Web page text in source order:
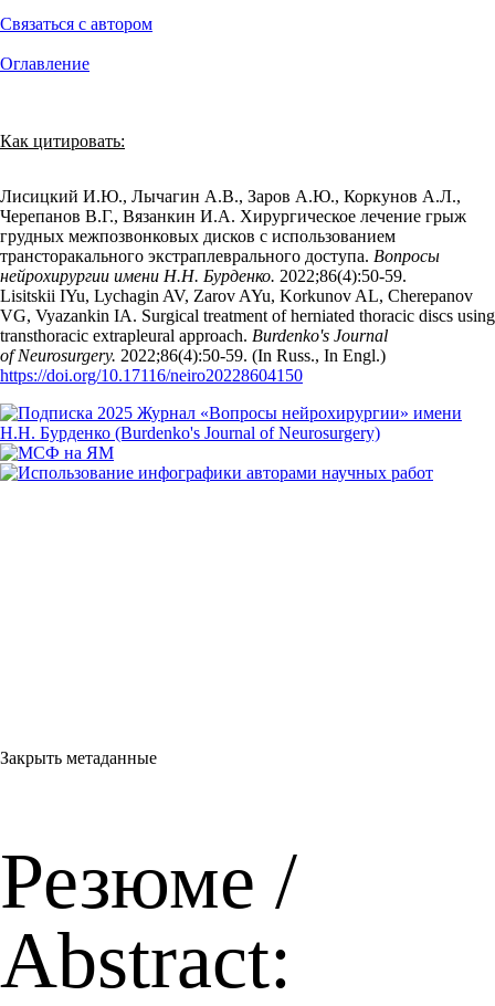
Связаться с автором
Оглавление
Как цитировать:
Лисицкий И.Ю., Лычагин А.В., Заров А.Ю., Коркунов А.Л.,
Черепанов В.Г., Вязанкин И.А. Хирургическое лечение грыж
грудных межпозвонковых дисков с использованием
трансторакального экстраплеврального доступа. Вопросы
нейрохирургии имени Н.Н. Бурденко. 2022;86(4):50‑59.
Lisitskii IYu, Lychagin AV, Zarov AYu, Korkunov AL, Cherepanov
VG, Vyazankin IA. Surgical treatment of herniated thoracic discs using
transthoracic extrapleural approach. Burdenko's Journal
of Neurosurgery. 2022;86(4):50‑59. (In Russ., In Engl.)
https://doi.org/10.17116/neiro20228604150
Закрыть метаданные
Резюме /
Abstract: